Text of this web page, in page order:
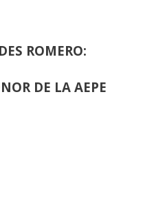
ROMERO:
DE LA AEPE